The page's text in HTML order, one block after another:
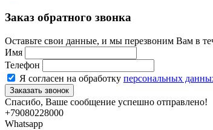
Заказ обратного звонка
Оставьте свои данные, и мы перезвоним Вам в
Имя
Телефон
Я согласен на обработку персональных
Спасибо, Ваше сообщение успешно отправлено!
+79080228000
Whatsapp